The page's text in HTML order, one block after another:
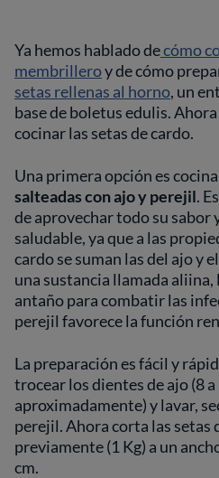
Ya hemos hablado decómo
membrilleroy de cómo
setas rellenas al horno, un
base de boletus edulis.
cocinar lassetas de cardo.
Una primera opción es
salteadas con ajo y perejil.
de aprovechar todo su sabor
saludable, ya que a las
cardo se suman las del ajo y
una sustancia llamada aliina,
antaño para combatir las
perejil favorece la función
La preparación es fácil y
trocear los dientes de ajo (8
aproximadamente) y lavar,
perejil. Ahora corta las setas
previamente (1 Kg) a un
cm.